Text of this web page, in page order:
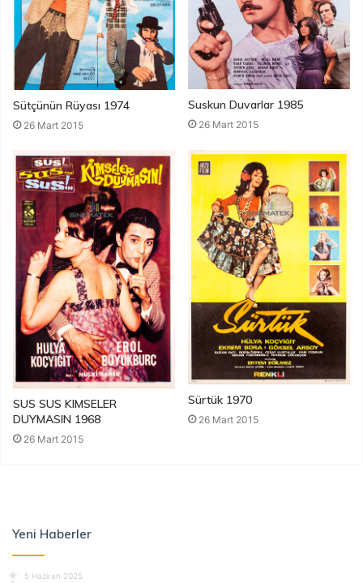
Sütçünün Rüyası 1974
26 Mart 2015
Suskun Duvarlar 1985
26 Mart 2015
SUS SUS KIMSELER
DUYMASIN 1968
26 Mart 2015
Sürtük 1970
26 Mart 2015
Yeni Haberler
5 Haziran 2025